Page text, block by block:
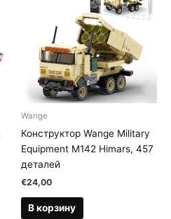
Wange
Конструктор Wange Military
Equipment M142 Himars, 457
деталей
€24,00
В корзину